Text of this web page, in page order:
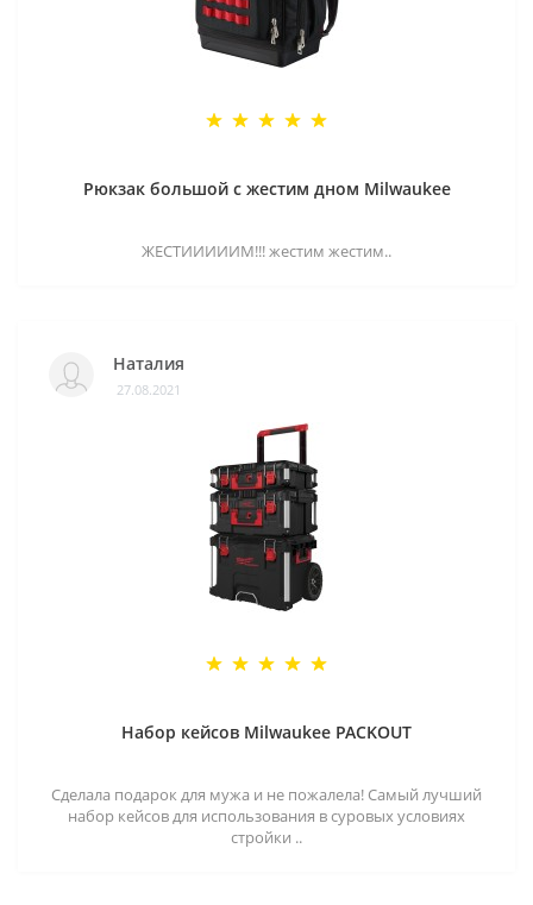
Рюкзак большой с жестим дном Milwaukee
ЖЕСТИИИИИМ!!! жестим жестим..
Наталия
27.08.2021
Набор кейсов Milwaukee PACKOUT
Сделала подарок для мужа и не пожалела! Самый лучший
набор кейсов для использования в суровых условиях
стройки ..